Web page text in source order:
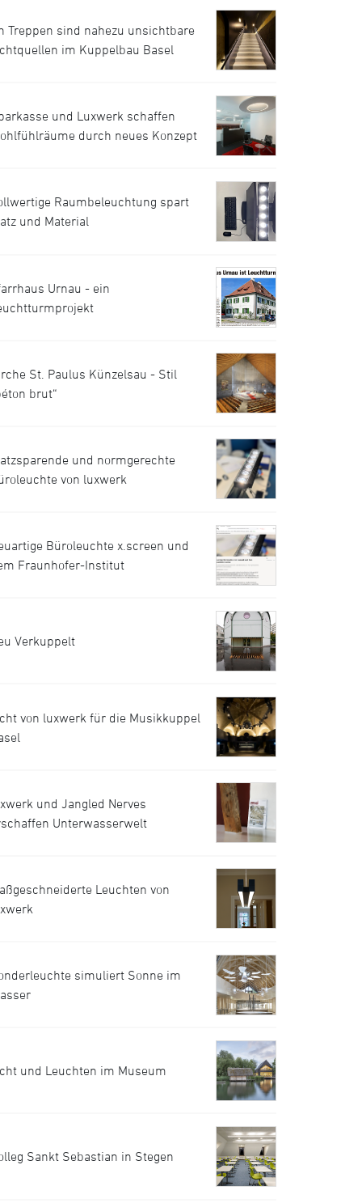
Treppen sind nahezu unsichtbare
im Kuppelbau Basel
und Luxwerk schaffen
durch neues Konzept
Raumbeleuchtung spart
und Material
Urnau - ein
St. Paulus Künzelsau - Stil
brut“
und normgerechte
von luxwerk
Büroleuchte x.screen und
Fraunhofer-Institut
Verkuppelt
von luxwerk für die Musikkuppel
und Jangled Nerves
Unterwasserwelt
Leuchten von
simuliert Sonne im
und Leuchten im Museum
Sankt Sebastian in Stegen